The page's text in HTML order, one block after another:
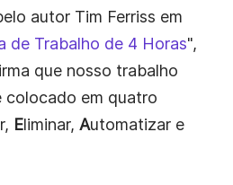
autor Tim Ferriss em
de Trabalho de 4 Horas",
que nosso trabalho
colocado em quatro
Eliminar, Automatizar e